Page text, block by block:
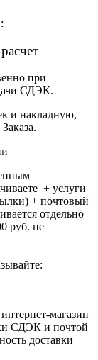
при
СДЭК.
и накладную,
+ услуги
+ почтовый
отдельно
руб. не
магазин
СДЭК и почтой
доставки